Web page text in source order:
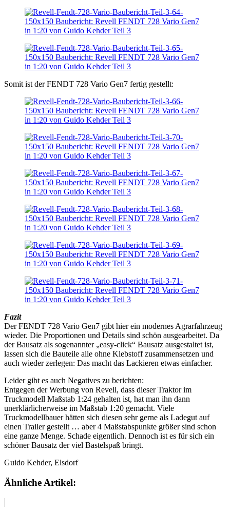
Somit ist der FENDT 728 Vario Gen7 fertig gestellt:
Fazit
Der FENDT 728 Vario Gen7 gibt hier ein modernes Agrarfahrzeug
wieder. Die Proportionen und Details sind schön ausgearbeitet. Da
der Bausatz als sogenannter „easy-click“ Bausatz ausgestaltet ist,
lassen sich die Bauteile alle ohne Klebstoff zusammensetzen und
auch wieder zerlegen: Das macht das Lackieren etwas einfacher.
Leider gibt es auch Negatives zu berichten:
Entgegen der Werbung von Revell, dass dieser Traktor im
Truckmodell Maßstab 1:24 gehalten ist, hat man ihn dann
unerklärlicherweise im Maßstab 1:20 gemacht. Viele
Truckmodellbauer hätten sich diesen sehr gerne als Ladegut auf
einen Trailer gestellt … aber 4 Maßstabspunkte größer sind schon
eine ganze Menge. Schade eigentlich. Dennoch ist es für sich ein
schöner Bausatz der viel Bastelspaß bringt.
Guido Kehder, Elsdorf
Ähnliche Artikel: